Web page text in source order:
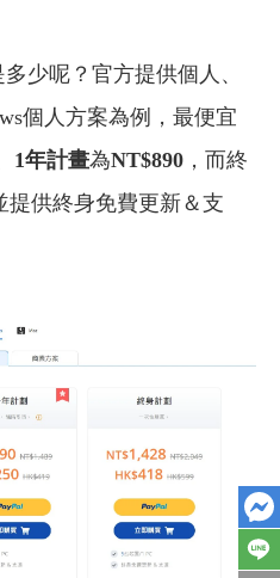
呢？官方提供個人、
個人方案為例，最便宜
1年計畫為NT$890 ，而終
提供終身免費更新＆支